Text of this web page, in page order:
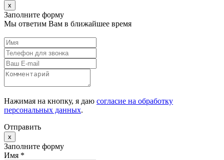
x
Заполните форму
Мы ответим Вам в ближайшее время
Нажимая на кнопку, я даю согласие на обработку
персональных данных.
Отправить
x
Заполните форму
Имя *